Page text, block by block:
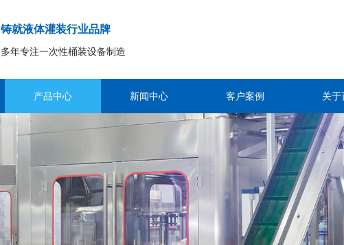
铸就液体灌装行业品牌
多年专注一次性桶装设备制造
产品中心 新闻中心 客户案例 关